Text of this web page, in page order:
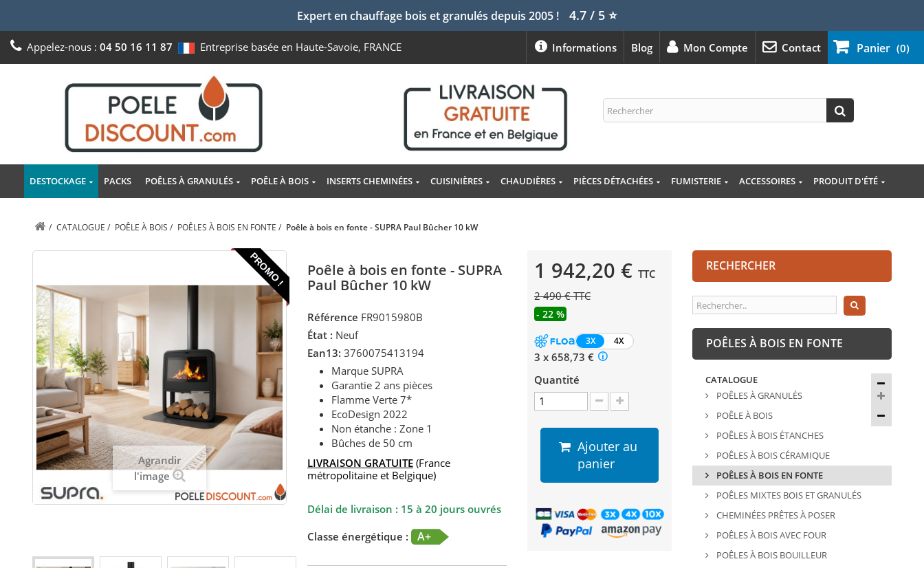
Expert en chauffage bois et granulés depuis 2005 ! 4.7 / 5⭐
Panier (0)
Appelez-nous : 04 50 16 11 87 Entreprise basée en Haute-Savoie, FRANCE Contact
Mon Compte
Blog
Informations
DESTOCKAGE PACKS POÊLES À GRANULÉS POÊLE À BOIS INSERTS CHEMINÉES CUISINIÈRES CHAUDIÈRES PIÈCES DÉTACHÉES FUMISTERIE ACCESSOIRES PRODUIT D'ÉTÉ
/ CATALOGUE / POÊLE À BOIS / POÊLES À BOIS EN FONTE / Poêle à bois en fonte - SUPRA Paul Bûcher 10 kW
PROMO !
Agrandir
l'image
Poêle à bois en fonte - SUPRA
Paul Bûcher 10 kW
Référence FR9015980B
État : Neuf
Ean13: 3760075413194
Marque SUPRA
Garantie 2 ans pièces
Flamme Verte 7*
EcoDesign 2022
Non étanche : Zone 1
Bûches de 50 cm
LIVRAISON GRATUITE (France
métropolitaine et Belgique)
Délai de livraison : 15 à 20 jours ouvrés
Classe énergétique :
A+
1 942,20 € TTC
2 490 € TTC
- 22 %
3X 4X
3 x 658,73 €
Quantité
Ajouter au
panier
RECHERCHER
POÊLES À BOIS EN FONTE
CATALOGUE
POÊLES À GRANULÉS
POÊLE À BOIS
POÊLES À BOIS ÉTANCHES
POÊLES À BOIS CÉRAMIQUE
POÊLES À BOIS EN FONTE
POÊLES MIXTES BOIS ET GRANULÉS
CHEMINÉES PRÊTES À POSER
POÊLES À BOIS AVEC FOUR
POÊLES À BOIS BOUILLEUR